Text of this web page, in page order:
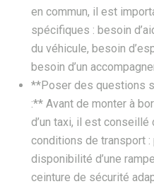
en commun, il est
spécifiques : besoin
du véhicule, besoin
besoin d’un
**Poser des questions
:** Avant de monter à
d’un taxi, il est
conditions de transport :
disponibilité d’une
ceinture de sécurité